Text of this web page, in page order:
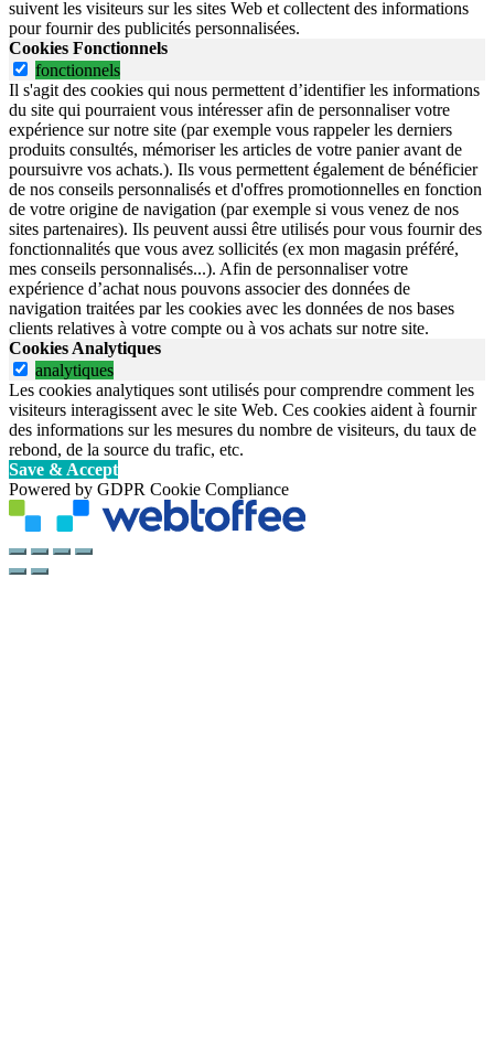
suivent les visiteurs sur les sites Web et collectent des informations
pour fournir des publicités personnalisées.
Cookies Fonctionnels
fonctionnels
Il s'agit des cookies qui nous permettent d’identifier les informations
du site qui pourraient vous intéresser afin de personnaliser votre
expérience sur notre site (par exemple vous rappeler les derniers
produits consultés, mémoriser les articles de votre panier avant de
poursuivre vos achats.). Ils vous permettent également de bénéficier
de nos conseils personnalisés et d'offres promotionnelles en fonction
de votre origine de navigation (par exemple si vous venez de nos
sites partenaires). Ils peuvent aussi être utilisés pour vous fournir des
fonctionnalités que vous avez sollicités (ex mon magasin préféré,
mes conseils personnalisés...). Afin de personnaliser votre
expérience d’achat nous pouvons associer des données de
navigation traitées par les cookies avec les données de nos bases
clients relatives à votre compte ou à vos achats sur notre site.
Cookies Analytiques
analytiques
Les cookies analytiques sont utilisés pour comprendre comment les
visiteurs interagissent avec le site Web. Ces cookies aident à fournir
des informations sur les mesures du nombre de visiteurs, du taux de
rebond, de la source du trafic, etc.
Save & Accept
Powered by GDPR Cookie Compliance